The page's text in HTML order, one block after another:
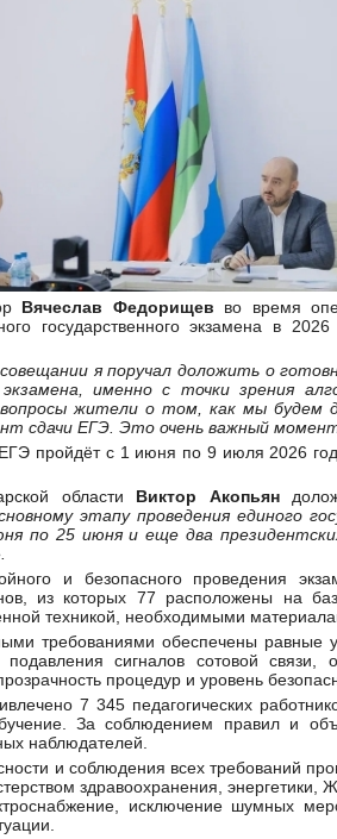
Вячеслав Федорищев во время
государственного экзамена в
я поручал доложить о
экзамена, именно с точки зрения
жители о том, как мы будем
сдачи ЕГЭ. Это очень важный
пройдёт с 1 июня по 9 июля 2026
области Виктор Акопьян
этапу проведения единого
по 25 июня и еще два
и безопасного проведения
из которых 77 расположены на
техникой, необходимыми
требованиями обеспечены равные
подавления сигналов сотовой связи,
процедур и уровень
7 345 педагогических
За соблюдением правил и
наблюдателей.
и соблюдения всех требований
здравоохранения,
исключение шумных